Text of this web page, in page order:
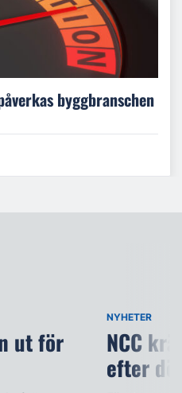
byggbranschen
ut för
NYHETER
NCC
efter